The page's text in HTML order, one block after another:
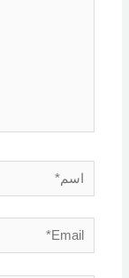
اسم*
Email*